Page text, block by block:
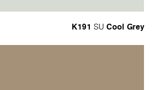
K191 SU Cool Grey